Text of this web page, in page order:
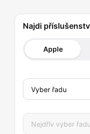
Najdi
Apple